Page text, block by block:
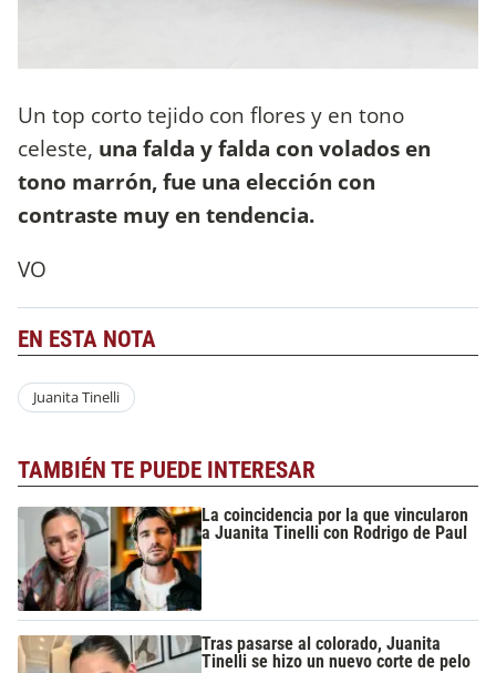
Un top corto tejido con flores y en tono
celeste, una falda y falda con volados en
tono marrón, fue una elección con
contraste muy en tendencia.
VO
EN ESTA NOTA
Juanita Tinelli
TAMBIÉN TE PUEDE INTERESAR
La coincidencia por la que vincularon
a Juanita Tinelli con Rodrigo de Paul
Tras pasarse al colorado, Juanita
Tinelli se hizo un nuevo corte de pelo